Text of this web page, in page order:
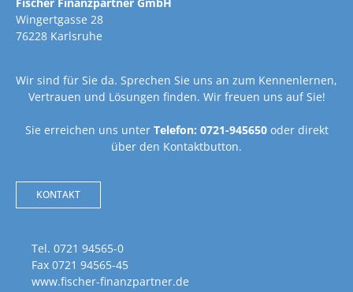
Fischer Finanzpartner GmbH
Wingertgasse 28
76228 Karlsruhe
Wir sind für Sie da. Sprechen Sie uns an zum Kennenlernen,
Vertrauen und Lösungen finden. Wir freuen uns auf Sie!
Sie erreichen uns unter Telefon: 0721-945650oder direkt
über den Kontaktbutton.
KONTAKT
Tel. 0721 94565-0
Fax 0721 94565-45
www.fischer-finanzpartner.de